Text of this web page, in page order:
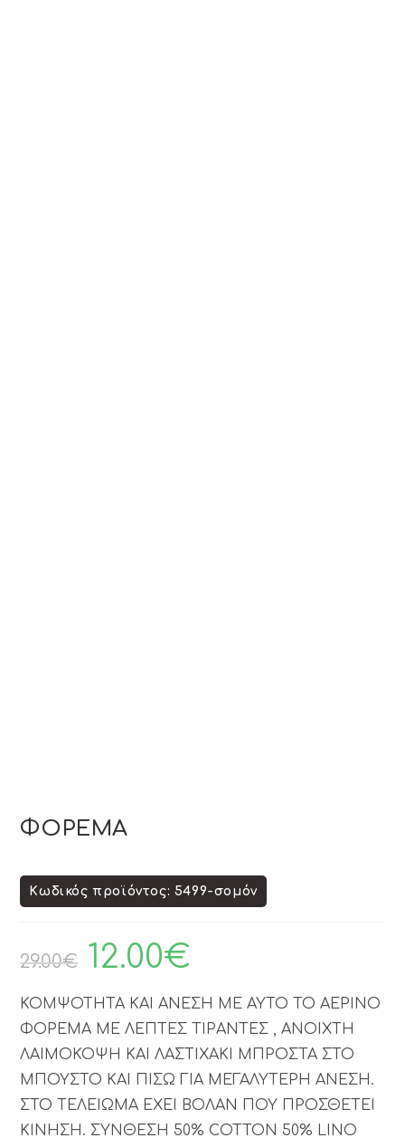
ΦΟΡΕΜΑ
Κωδικός προϊόντος: 5499-σομόν
29.00€ 12.00€
ΚΟΜΨΟΤΗΤΑ ΚΑΙ ΑΝΕΣΗ ΜΕ ΑΥΤΟ ΤΟ ΑΕΡΙΝΟ
ΦΟΡΕΜΑ ΜΕ ΛΕΠΤΕΣ ΤΙΡΑΝΤΕΣ , ΑΝΟΙΧΤΗ
ΛΑΙΜΟΚΟΨΗ ΚΑΙ ΛΑΣΤΙΧΑΚΙ ΜΠΡΟΣΤΑ ΣΤΟ
ΜΠΟΥΣΤΟ ΚΑΙ ΠΙΣΩ ΓΙΑ ΜΕΓΑΛΥΤΕΡΗ ΑΝΕΣΗ.
ΣΤΟ ΤΕΛΕΙΩΜΑ ΕΧΕΙ ΒΟΛΑΝ ΠΟΥ ΠΡΟΣΘΕΤΕΙ
ΚΙΝΗΣΗ. ΣΥΝΘΕΣΗ 50% COTTON 50% LINO